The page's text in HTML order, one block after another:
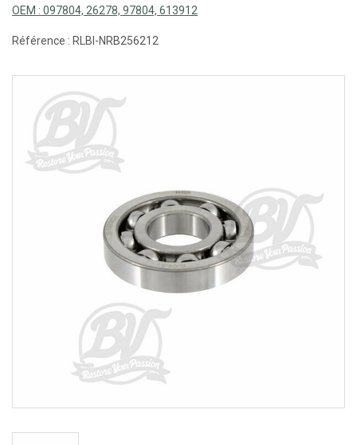
OEM : 097804, 26278, 97804, 613912
Référence : RLBI-NRB256212